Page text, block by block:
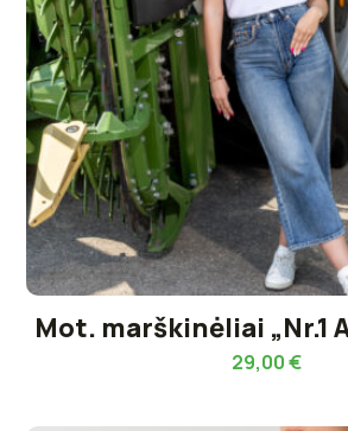
Mot. marškinėliai „Nr.1
29,00€